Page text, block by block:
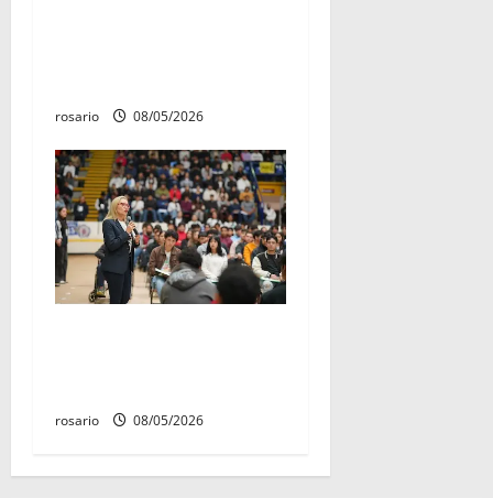
rosario 08/05/2026
rosario 08/05/2026